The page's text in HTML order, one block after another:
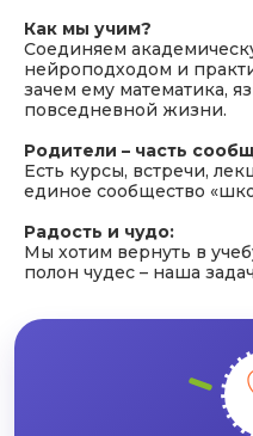
Как мы учим?
Соединяем
нейроподходом и
зачем ему математика,
повседневной жизни.
Родители – часть
Есть курсы, встречи,
единое сообщество
Радость и чудо:
Мы хотим вернуть в
полон чудес – наша